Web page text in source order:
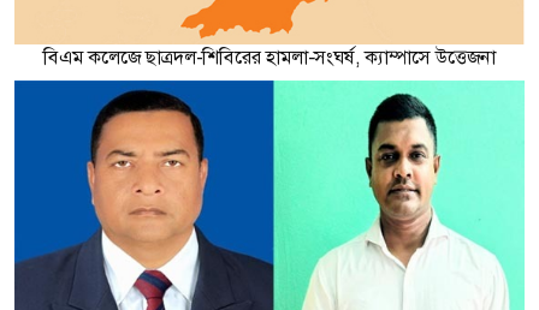
বিএম কলেজে ছাত্রদল-শিবিরের হামলা-সংঘর্ষ, ক্যাম্পাসে উত্তেজনা